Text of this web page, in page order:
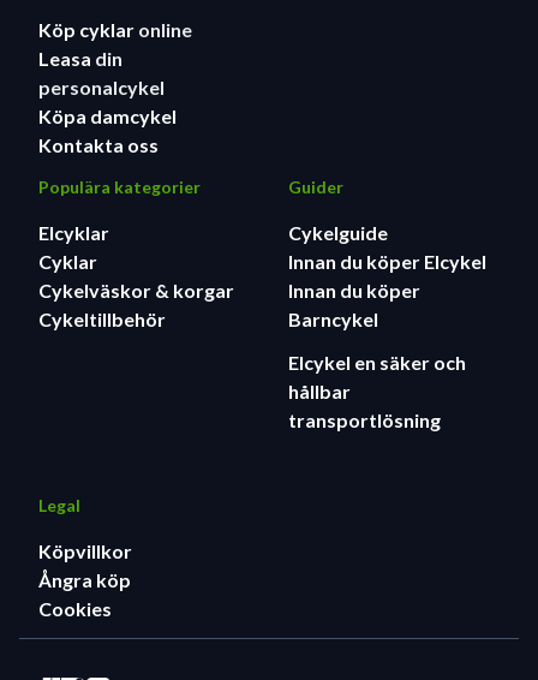
Köp cyklar online
Leasa din
personalcykel
Köpa damcykel
Kontakta oss
Populära kategorier
Elcyklar
Cyklar
Cykelväskor & korgar
Cykeltillbehör
Guider
Cykelguide
Innan du köper Elcykel
Innan du köper
Barncykel
Elcykel en säker och
hållbar
transportlösning
Legal
Köpvillkor
Ångra köp
Cookies